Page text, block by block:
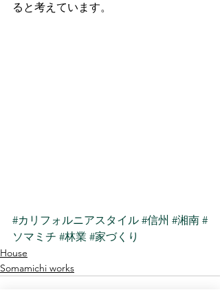
ると考えています。
#カリフォルニアスタイル #信州 #湘南 #
ソマミチ #林業 #家づくり
House
Somamichi works